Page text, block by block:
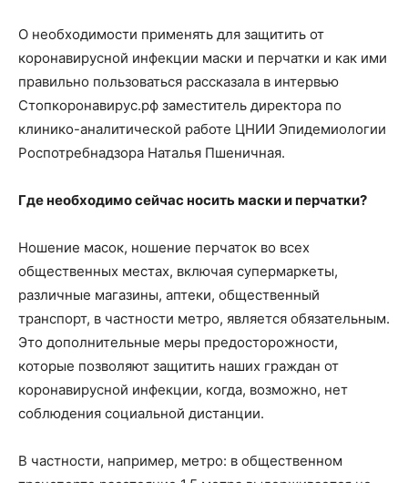
О необходимости применять для защитить от
коронавирусной инфекции маски и перчатки и как ими
правильно пользоваться рассказала в интервью
Стопкоронавирус.рф заместитель директора по
клинико-аналитической работе ЦНИИ Эпидемиологии
Роспотребнадзора Наталья Пшеничная.
Где необходимо сейчас носить маски и перчатки?
Ношение масок, ношение перчаток во всех
общественных местах, включая супермаркеты,
различные магазины, аптеки, общественный
транспорт, в частности метро, является обязательным.
Это дополнительные меры предосторожности,
которые позволяют защитить наших граждан от
коронавирусной инфекции, когда, возможно, нет
соблюдения социальной дистанции.
В частности, например, метро: в общественном